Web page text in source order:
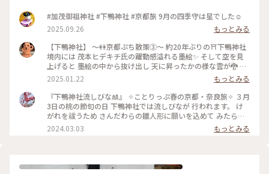
#加茂御祖神社 #下鴨神社 #京都旅 9月の四季守は星でした☺️
2025.09.26
もっとみる
【下鴨神社】 〜👭京都ぷち散策③〜 約20年ぶりの⛩️下鴨神社
境内には 茂本ヒデキチ氏の躍動感溢れる墨絵✨ そして空を見
上げると 墨絵の中から抜け出し 天に昇ったかの様な雲が🐉 パ
ワーを感じ見入ってしまったd-maruでした #ご利益めぐり #
下鴨神社
2025.01.22
もっとみる
『下鴨神社流しびな🎎』 ✧︎ことりっぷ春の京都・奈良旅✧︎ ３月
3日の桃の節句の日 下鴨神社では流しびなが 行われます。 け
がれを祓うため さんだわらの雛人形に願いを込めて みたらし
川にひな人形を流します。 ちょうどこの日下鴨神社を 訪れる
予定だったので なんとか見てみたいと思って 行きましたが、
ことができました🎎😆 平安時代の装束をした お雛様や来賓や
2024.03.03 もっとみる